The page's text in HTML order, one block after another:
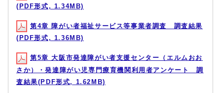
(PDF形式, 1.34MB)
第4章 障がい者福祉サービス等事業者調査 調査結果
(PDF形式, 1.36MB)
第5章 大阪市発達障がい者支援センター（エルムおお
さか）・発達障がい児専門療育機関利用者アンケート 調
査結果(PDF形式, 1.62MB)